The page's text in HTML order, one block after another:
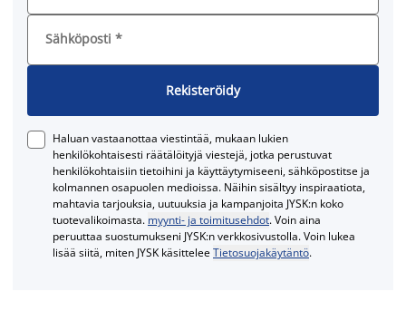
Sähköposti *
Rekisteröidy
Haluan vastaanottaa viestintää, mukaan lukien
henkilökohtaisesti räätälöityjä viestejä, jotka perustuvat
henkilökohtaisiin tietoihini ja käyttäytymiseeni, sähköpostitse ja
kolmannen osapuolen medioissa. Näihin sisältyy inspiraatiota,
mahtavia tarjouksia, uutuuksia ja kampanjoita JYSK:n koko
tuotevalikoimasta. myynti- ja toimitusehdot. Voin aina
peruuttaa suostumukseni JYSK:n verkkosivustolla. Voin lukea
lisää siitä, miten JYSK käsitteleeTietosuojakäytäntö.